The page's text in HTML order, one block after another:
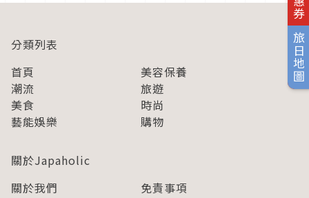
旅日地圖
分類列表
首頁
美容保養
潮流
旅遊
美食
時尚
藝能娛樂
購物
關於Japaholic
關於我們
免責事項